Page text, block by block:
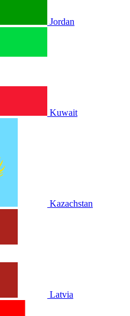
Jordan
Kuwait
Kazachstan
Latvia